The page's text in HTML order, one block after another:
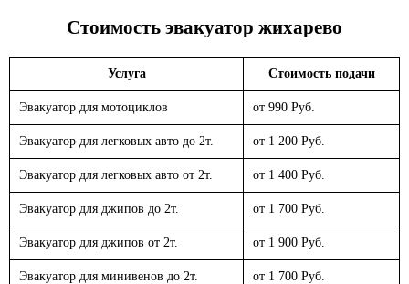
Стоимость эвакуатор жихарево
Услуга Стоимость подачи
Эвакуатор для мотоциклов от 990 Руб.
Эвакуатор для легковых авто до 2т. от 1 200 Руб.
Эвакуатор для легковых авто от 2т. от 1 400 Руб.
Эвакуатор для джипов до 2т. от 1 700 Руб.
Эвакуатор для джипов от 2т. от 1 900 Руб.
Эвакуатор для минивенов до 2т. от 1 700 Руб.